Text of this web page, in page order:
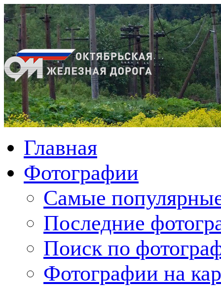
Главная
Фотографии
Cамые
Последние
Поиск по
Фотографии на